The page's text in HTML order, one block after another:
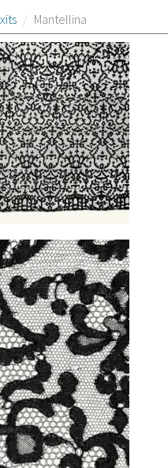
Mantellina